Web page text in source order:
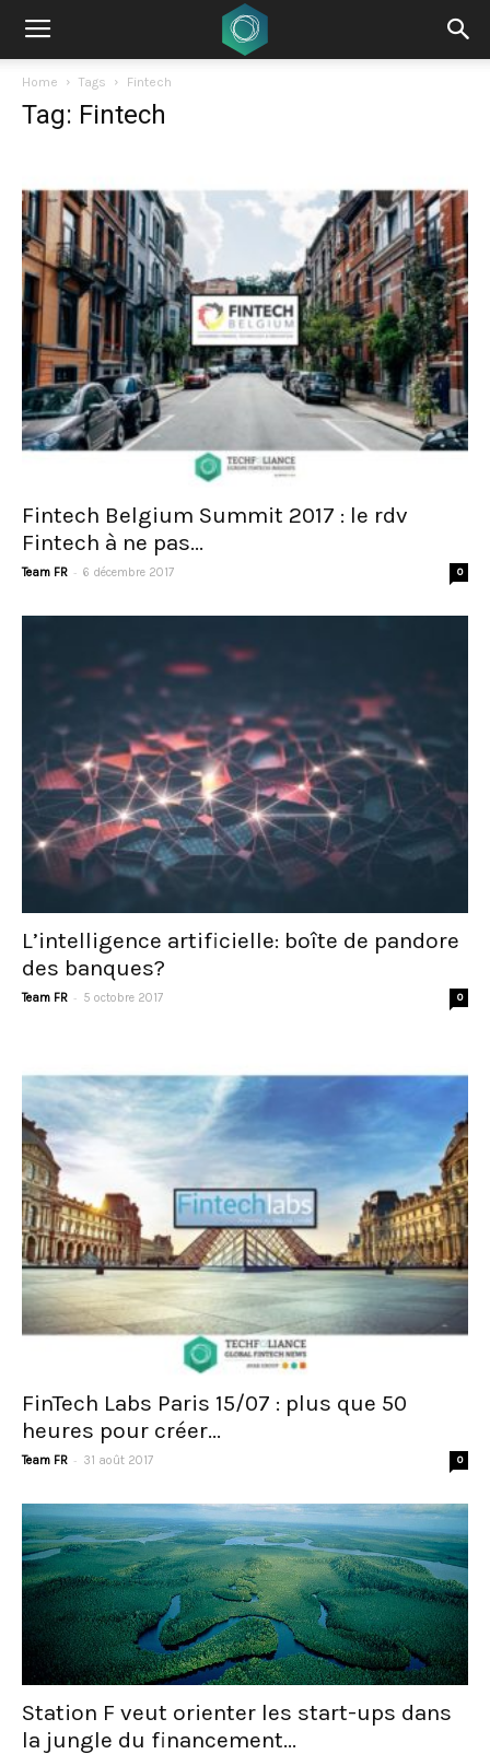
Home Tags Fintech
Tag: Fintech
Fintech Belgium Summit 2017 : le rdv
Fintech à ne pas...
Team FR - 6 décembre 2017 0
L’intelligence artificielle: boîte de pandore
des banques?
Team FR - 5 octobre 2017 0
FinTech Labs Paris 15/07 : plus que 50
heures pour créer...
Team FR - 31 août 2017 0
Station F veut orienter les start-ups dans
la jungle du financement...